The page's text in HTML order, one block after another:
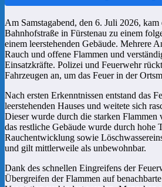
Am Samstagabend, den 6. Juli 2026,
Bahnhofstraße in Fürstenau zu einem
einem leerstehenden Gebäude. Mehrere
Rauch und offene Flammen und
Einsatzkräfte. Polizei und Feuerwehr
Fahrzeugen an, um das Feuer in der
Nach ersten Erkenntnissen entstand das
leerstehenden Hauses und weitete sich
Dieser wurde durch die starken Flammen
das restliche Gebäude wurde durch hohe
Rauchentwicklung sowie
und gilt mittlerweile als unbewohnbar.
Dank des schnellen Eingreifens der
Übergreifen der Flammen auf